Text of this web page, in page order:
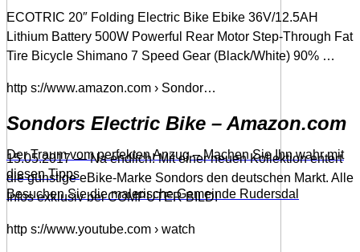
Der Traum vom perfekten Anzug – Machen Sie Ihn wahr mit
diesen Tipps
Besuchen Sie die malerische Gemeinde Rudersdal
ECOTRIC 20″ Folding Electric Bike Ebike 36V/12.5AH
Lithium Battery 500W Powerful Rear Motor Step-Through Fat
Tire Bicycle Shimano 7 Speed Gear (Black/White) 90% …
http s://www.amazon.com › Sondor…
Sondors Electric Bike – Amazon.com
15.05.2017 — Na endlich! Mit einer neuen Kollektion entert
die günstige eBike-Marke Sondors den deutschen Markt. Alle
Infos exklusiv bei COMPUTER BILD!
http s://www.youtube.com › watch